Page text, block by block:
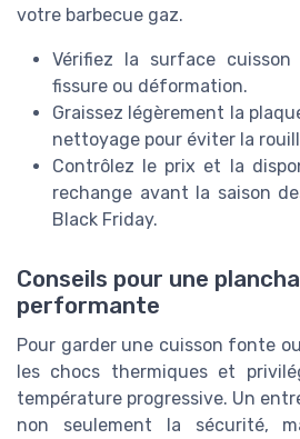
votre barbecue gaz.
Vérifiez la surface
fissure ou déformation.
Graissez légèrement la
nettoyage pour éviter la
Contrôlez le prix et la
rechange avant la saison
Black Friday.
Conseils pour une
performante
Pour garder une cuisson fonte
les chocs thermiques et
température progressive. Un
non seulement la sécurité,